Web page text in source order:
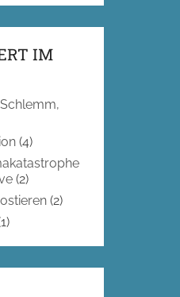
IM
(4)
(2)
(2)